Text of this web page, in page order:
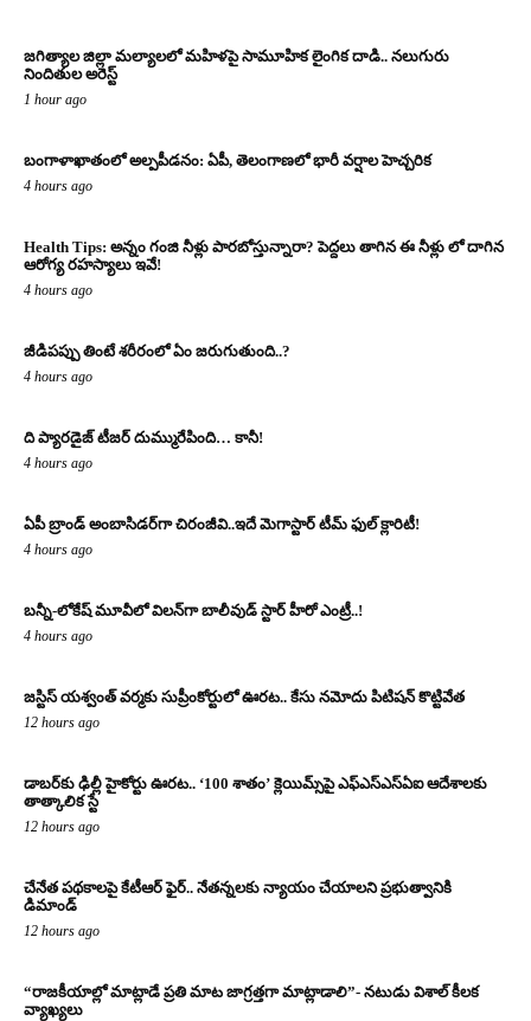
జగిత్యాల జిల్లా మల్యాలలో మహిళపై సామూహిక లైంగిక దాడి.. నలుగురు
నిందితుల అరెస్ట్
1 hour ago
బంగాళాఖాతంలో అల్పపీడనం: ఏపీ, తెలంగాణలో భారీ వర్షాల హెచ్చరిక
4 hours ago
Health Tips: అన్నం గంజి నీళ్లు పారబోస్తున్నారా? పెద్దలు తాగిన ఈ నీళ్లు లో దాగిన
ఆరోగ్య రహస్యాలు ఇవే!
4 hours ago
జీడిపప్పు తింటే శరీరంలో ఏం జరుగుతుంది..?
4 hours ago
ది ప్యారడైజ్ టీజర్ దుమ్మురేపింది… కానీ!
4 hours ago
ఏపీ బ్రాండ్ అంబాసిడర్‌గా చిరంజీవి..ఇదే మెగాస్టార్ టీమ్ ఫుల్ క్లారిటీ!
4 hours ago
బన్నీ-లోకేష్ మూవీలో విలన్‌గా బాలీవుడ్ స్టార్ హీరో ఎంట్రీ..!
4 hours ago
జస్టిస్ యశ్వంత్ వర్మకు సుప్రీంకోర్టులో ఊరట.. కేసు నమోదు పిటిషన్ కొట్టివేత
12 hours ago
డాబర్‌కు ఢిల్లీ హైకోర్టు ఊరట.. ‘100 శాతం’ క్లెయిమ్స్‌పై ఎఫ్‌ఎస్‌ఎస్‌ఏఐ ఆదేశాలకు
తాత్కాలిక స్టే
12 hours ago
చేనేత పథకాలపై కేటీఆర్ ఫైర్.. నేతన్నలకు న్యాయం చేయాలని ప్రభుత్వానికి
డిమాండ్
12 hours ago
“రాజకీయాల్లో మాట్లాడే ప్రతి మాట జాగ్రత్తగా మాట్లాడాలి”- నటుడు విశాల్ కీలక
వ్యాఖ్యలు